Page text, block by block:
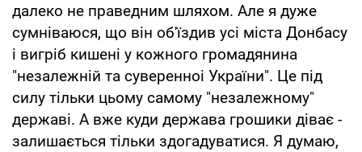
далеко не праведним шляхом. Але я дуже
сумніваюся, що він об'їздив усі міста Донбасу
і вигріб кишені у кожного громадянина
"незалежній та суверенноі України". Це під
силу тільки цьому самому "незалежному"
державі. А вже куди держава грошики діває -
залишається тільки здогадуватися. Я думаю,